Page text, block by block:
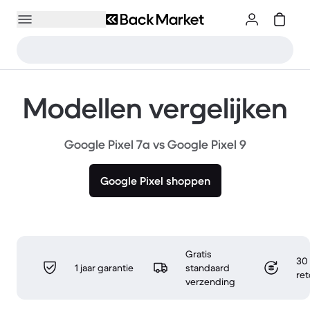
Modellen vergelijken
Google Pixel 7a vs Google Pixel 9
Google Pixel shoppen
1 jaar garantie
Gratis
standaard
verzending
30